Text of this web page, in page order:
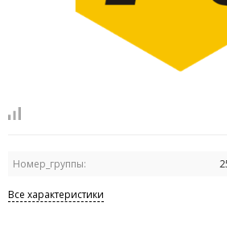
Номер_группы:
Все характеристики